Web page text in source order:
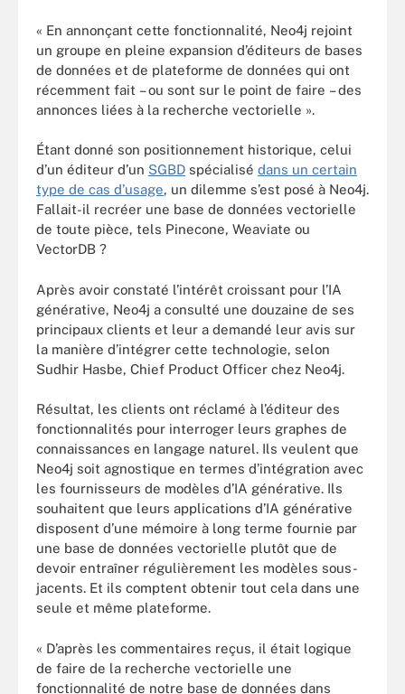
« En annonçant cette fonctionnalité, Neo4j rejoint
un groupe en pleine expansion d’éditeurs de bases
de données et de plateforme de données qui ont
récemment fait – ou sont sur le point de faire – des
annonces liées à la recherche vectorielle ».
Étant donné son positionnement historique, celui
d’un éditeur d’un SGBD spécialisé dans un certain
type de cas d’usage, un dilemme s’est posé à Neo4j.
Fallait-il recréer une base de données vectorielle
de toute pièce, tels Pinecone, Weaviate ou
VectorDB ?
Après avoir constaté l’intérêt croissant pour l’IA
générative, Neo4j a consulté une douzaine de ses
principaux clients et leur a demandé leur avis sur
la manière d’intégrer cette technologie, selon
Sudhir Hasbe, Chief Product Officer chez Neo4j.
Résultat, les clients ont réclamé à l’éditeur des
fonctionnalités pour interroger leurs graphes de
connaissances en langage naturel. Ils veulent que
Neo4j soit agnostique en termes d’intégration avec
les fournisseurs de modèles d’IA générative. Ils
souhaitent que leurs applications d’IA générative
disposent d’une mémoire à long terme fournie par
une base de données vectorielle plutôt que de
devoir entraîner régulièrement les modèles sous-
jacents. Et ils comptent obtenir tout cela dans une
seule et même plateforme.
« D’après les commentaires reçus, il était logique
de faire de la recherche vectorielle une
fonctionnalité de notre base de données dans